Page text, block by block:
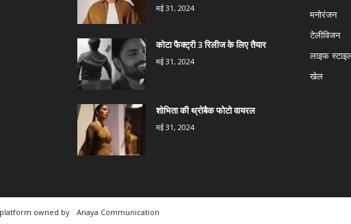
मई 31, 2024
कोटा फैक्ट्री 3 रिलीज के लिए तैयार
मई 31, 2024
शोभिता की थ्रोबैक फोटो वायरल
मई 31, 2024
मनोरंजन
टेलीविजन
लाइफ
खेल
owned by
Anaya Communication